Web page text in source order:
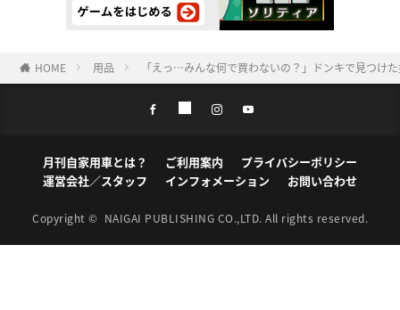
HOME 用品 「えっ…みんな何で買わないの？」ドンキで見つけ
月刊自家用車とは？ ご利用案内
プライバシーポリシー
運営会社／スタッフ
インフォメーション お問い合わせ
Copyright © NAIGAI PUBLISHING CO.,LTD. All rights reserved.